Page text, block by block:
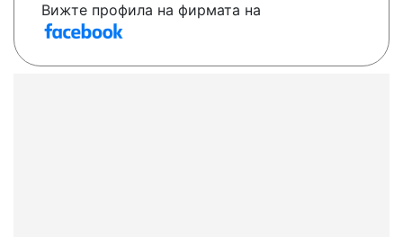
Вижте профила на фирмата на